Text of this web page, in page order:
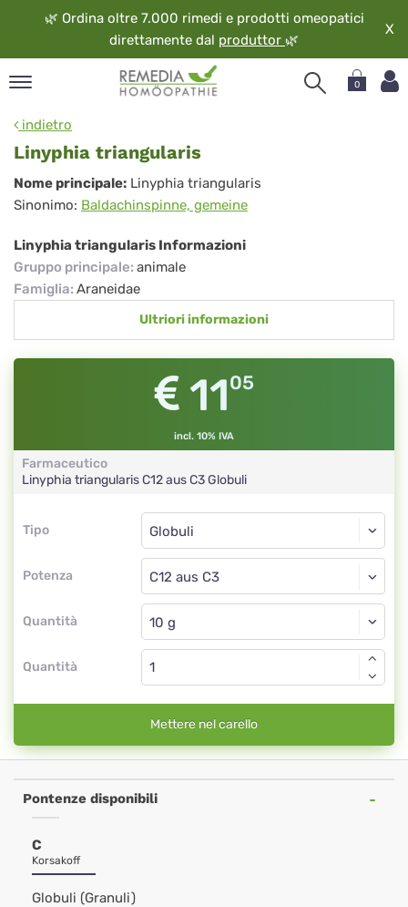
🌿 Ordina oltre 7.000 rimedi e prodotti omeopatici
direttamente dal produttor 🌿
X
0
indietro
Linyphia triangularis
Linyphia
triangularis
Nome principale: Linyphia triangularis
Sinonimo: Baldachinspinne, gemeine
Linyphia triangularis Informazioni
Gruppo principale: animale
Famiglia: Araneidae
Ultriori informazioni
1105
incl. 10% IVA
Farmaceutico
Linyphia triangularisC12 aus C3Globuli
Tipo
Tipo
Potenza
Globuli
C12 aus C3
Quantità
Globuli
Quantità
Mettere nel carello
Pontenze disponibili
C
Korsakoff
Globuli (Granuli)